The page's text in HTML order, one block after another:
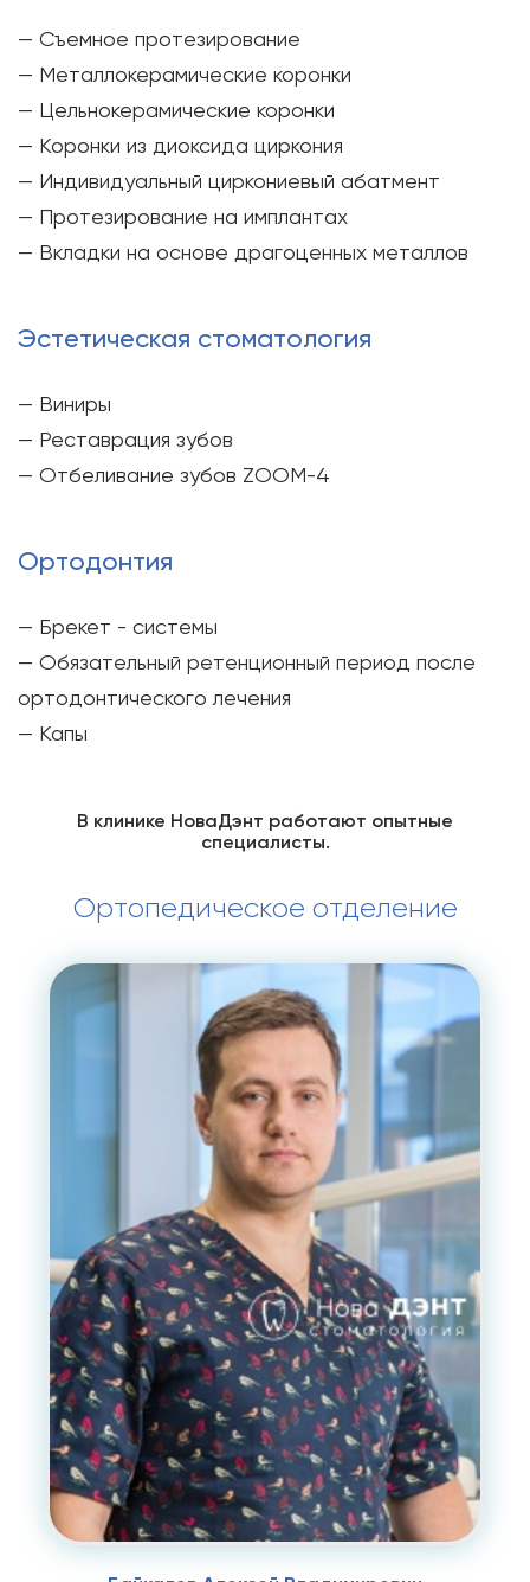
— Съемное протезирование
— Металлокерамические коронки
— Цельнокерамические коронки
— Коронки из диоксида циркония
— Индивидуальный циркониевый абатмент
— Протезирование на имплантах
— Вкладки на основе драгоценных металлов
Эстетическая стоматология
— Виниры
— Реставрация зубов
— Отбеливание зубов ZOOM-4
Ортодонтия
— Брекет - системы
— Обязательный ретенционный период после
ортодонтического лечения
— Капы
В клинике НоваДэнт работают опытные
специалисты.
Ортопедическое отделение